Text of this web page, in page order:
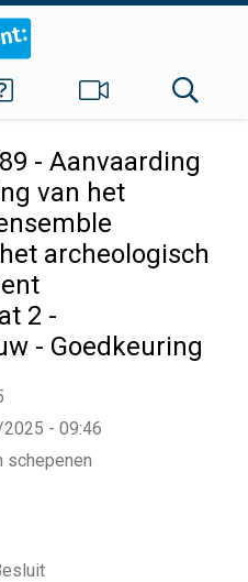
- Aanvaarding
van het
archeologisch
2 -
- Goedkeuring
- 09:46
schepenen